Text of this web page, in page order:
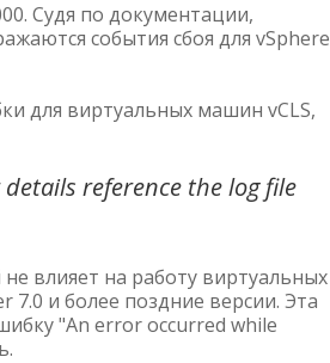
Судя по документации,
события сбоя для vSphere
для виртуальных машин vCLS,
reference the log file
влияет на работу виртуальных
7.0 и более поздние версии. Эта
"An error occurred while